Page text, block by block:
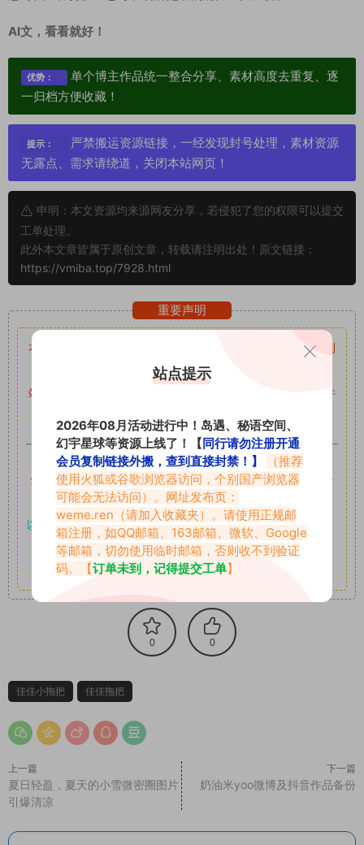
AI文，看看就好！
优势：
单个博主作品统一整合分享、素材高度去重复、逐
一归档方便收藏！
提示：
严禁搬运资源链接，一经发现封号处理，素材资源
无露点、需求请绕道，关闭本站网页！
申明：本文资源均来源网友分享，若侵犯了您的权限可以提交
工单处理。
此外本文章皆属于原创文章，转载请注明出处！原文链接：
https://vmiba.top/7928.html
重要声明
本站资源均来自网络分享，如有侵犯你的权益请私信留言收到
留言后，我们会第一时间进行审核后删除。
站内资源为网友个人学习或测试研究使用，未经原版权作者许
如果遇到付费才可获取的素材，建议升级对应的VIP。
全站付费素材可提供补档服务“均有备份”，素材以主流网盘分
享。
以7z、7z分卷格式压缩， 解压应下载对应的软件操作，
7-zip；安卓：zarchiver；苹果：解压专家
其它更多疑问请查看站内帮助中心！
0 0
佳佳小拖把 佳佳拖把
上一篇
夏日轻盈，夏天的小雪微密圈图片
引爆清凉
下一篇
奶油米yoo微博及抖音作品备份
站点提示
2026年08月活动进行中！岛遇、秘语空间、
幻宇星球等资源上线了！【同行请勿注册开通
会员复制链接外搬，查到直接封禁！】
（推荐
使用火狐或谷歌浏览器访问，个别国产浏览器
可能会无法访问）。网址发布页：
weme.ren （请加入收藏夹）。请使用正规邮
箱注册，如QQ邮箱、163邮箱、微软、Google
等邮箱，切勿使用临时邮箱，否则收不到验证
码。【订单未到，记得提交工单】